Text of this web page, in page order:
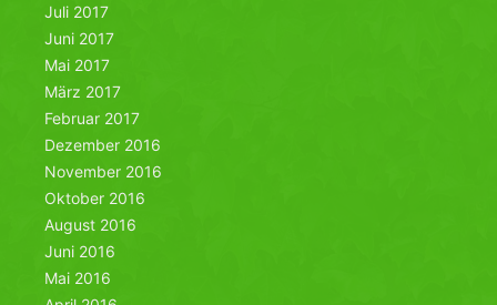
Juli 2017
Juni 2017
Mai 2017
März 2017
Februar 2017
Dezember 2016
November 2016
Oktober 2016
August 2016
Juni 2016
Mai 2016